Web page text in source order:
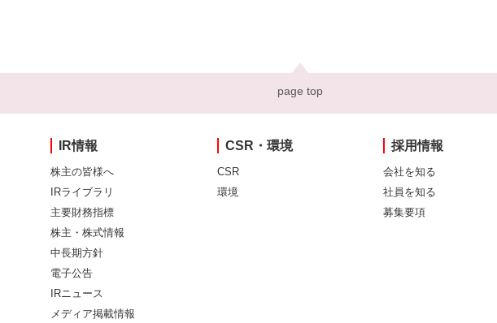
page top
IR情報
株主の皆様へ
IRライブラリ
主要財務指標
株主・株式情報
中長期方針
電子公告
IRニュース
メディア掲載情報
CSR・環境
CSR
環境
採用情報
会社を知る
社員を知る
募集要項